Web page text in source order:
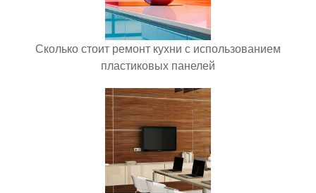
Сколько стоит ремонт кухни с использованием
пластиковых панелей